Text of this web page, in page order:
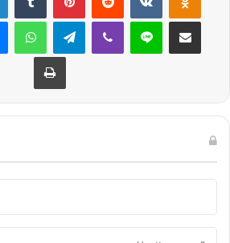
MessengerWhatsAppTelegramViber Line E-Posta ile
Yazdır